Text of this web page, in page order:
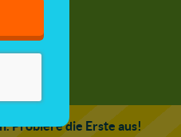
Probiere die Erste aus!